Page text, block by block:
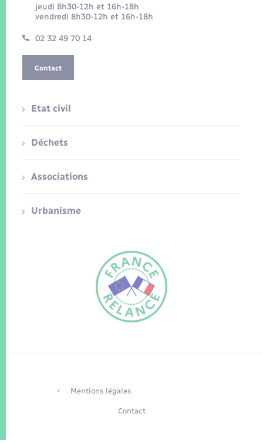
jeudi 8h30-12h et 16h-18h
vendredi 8h30-12h et 16h-18h
02 32 49 70 14
Contact
Etat civil
Déchets
Associations
Urbanisme
Mentions légales
Contact